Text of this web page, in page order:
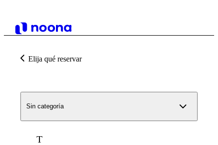
Elija qué reservar
Sin categoría
T